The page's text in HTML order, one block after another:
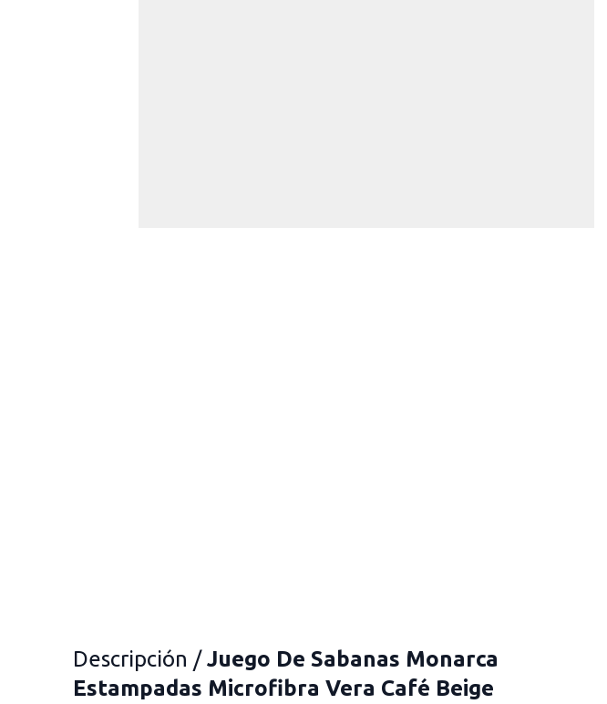
Descripción /Juego De Sabanas Monarca
Estampadas Microfibra Vera Café Beige